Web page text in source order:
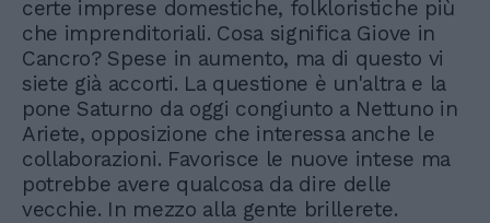
certe imprese domestiche, folkloristiche più
che imprenditoriali. Cosa significa Giove in
Cancro? Spese in aumento, ma di questo vi
siete già accorti. La questione è un'altra e la
pone Saturno da oggi congiunto a Nettuno in
Ariete, opposizione che interessa anche le
collaborazioni. Favorisce le nuove intese ma
potrebbe avere qualcosa da dire delle
vecchie. In mezzo alla gente brillerete.